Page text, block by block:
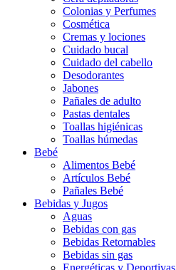
Colonias y Perfumes
Cosmética
Cremas y lociones
Cuidado bucal
Cuidado del cabello
Desodorantes
Jabones
Pañales de adulto
Pastas dentales
Toallas higiénicas
Toallas húmedas
Bebé
Alimentos Bebé
Artículos Bebé
Pañales Bebé
Bebidas y Jugos
Aguas
Bebidas con gas
Bebidas Retornables
Bebidas sin gas
Energéticas y Deportivas